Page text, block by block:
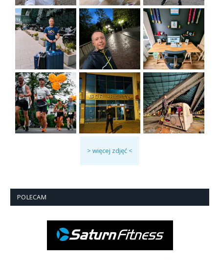
> więcej zdjęć <
POLECAM